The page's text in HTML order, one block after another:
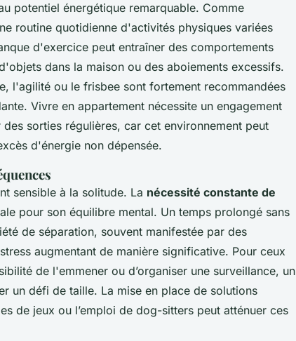
potentiel énergétique remarquable. Comme
routine quotidienne d'activités physiques variées
d'exercice peut entraîner des comportements
dans la maison ou des aboiements excessifs.
l'agilité ou le frisbee sont fortement recommandées
Vivre en appartement nécessite un engagement
sorties régulières, car cet environnement peut
d'énergie non dépensée.
sensible à la solitude. La nécessité constante de
pour son équilibre mental. Un temps prolongé sans
de séparation, souvent manifestée par des
augmentant de manière significative. Pour ceux
de l'emmener ou d’organiser une surveillance, un
un défi de taille. La mise en place de solutions
de jeux ou l’emploi de dog-sitters peut atténuer ces